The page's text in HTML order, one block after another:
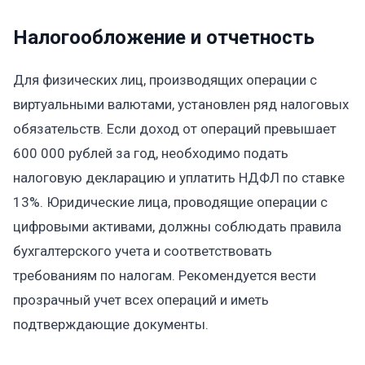
Налогообложение и отчетность
Для физических лиц, производящих операции с
виртуальными валютами, установлен ряд налоговых
обязательств. Если доход от операций превышает
600 000 рублей за год, необходимо подать
налоговую декларацию и уплатить НДФЛ по ставке
13%. Юридические лица, проводящие операции с
цифровыми активами, должны соблюдать правила
бухгалтерского учета и соответствовать
требованиям по налогам. Рекомендуется вести
прозрачный учет всех операций и иметь
подтверждающие документы.